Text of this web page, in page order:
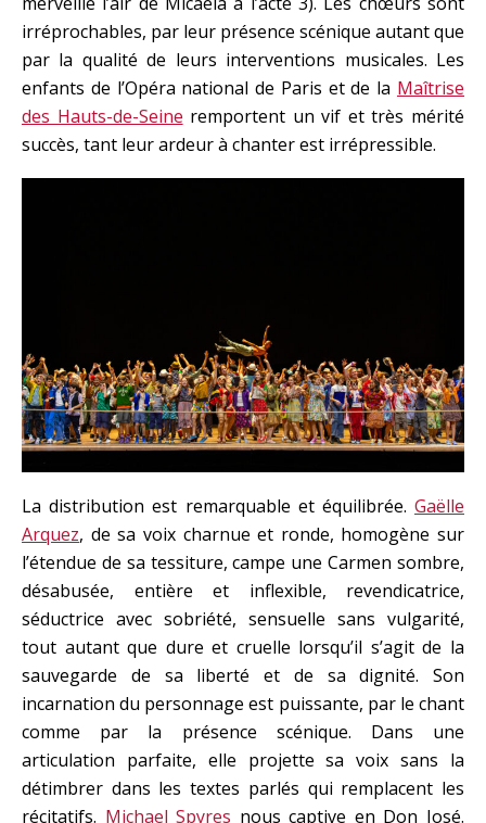
irréprochables, par leur présence scénique autant que
par la qualité de leurs interventions musicales. Les
enfants de l’Opéra national de Paris et de la Maîtrise
des Hauts-de-Seine remportent un vif et très mérité
succès, tant leur ardeur à chanter est irrépressible.
La distribution est remarquable et équilibrée. Gaëlle
Arquez, de sa voix charnue et ronde, homogène sur
l’étendue de sa tessiture, campe une Carmen sombre,
désabusée, entière et inflexible, revendicatrice,
séductrice avec sobriété, sensuelle sans vulgarité,
tout autant que dure et cruelle lorsqu’il s’agit de la
sauvegarde de sa liberté et de sa dignité. Son
incarnation du personnage est puissante, par le chant
comme par la présence scénique. Dans une
articulation parfaite, elle projette sa voix sans la
détimbrer dans les textes parlés qui remplacent les
récitatifs. Michael Spyres nous captive en Don José.